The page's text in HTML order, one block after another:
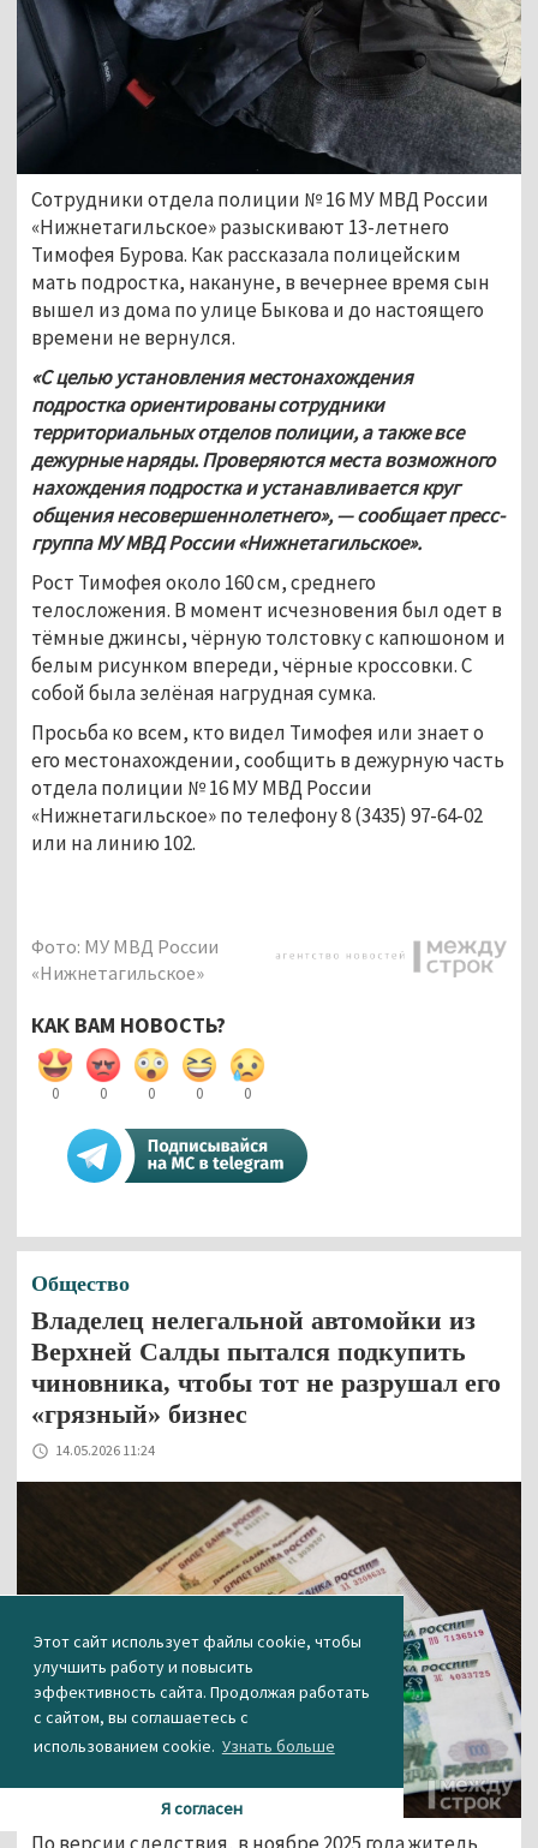
Этот сайт использует файлы cookie, чтобы
улучшить работу и повысить
эффективность сайта. Продолжая работать
с сайтом, вы соглашаетесь с
использованием cookie. Узнать больше
Я согласен
Сотрудники отдела полиции № 16 МУ МВД России
«Нижнетагильское» разыскивают 13-летнего
Тимофея Бурова. Как рассказала полицейским
мать подростка, накануне, в вечернее время сын
вышел из дома по улице Быкова и до настоящего
времени не вернулся.
«С целью установления местонахождения
подростка ориентированы сотрудники
территориальных отделов полиции, а также все
дежурные наряды. Проверяются места возможного
нахождения подростка и устанавливается круг
общения несовершеннолетнего», — сообщает пресс-
группа МУ МВД России «Нижнетагильское».
Рост Тимофея около 160 см, среднего
телосложения. В момент исчезновения был одет в
тёмные джинсы, чёрную толстовку с капюшоном и
белым рисунком впереди, чёрные кроссовки. С
собой была зелёная нагрудная сумка.
Просьба ко всем, кто видел Тимофея или знает о
его местонахождении, сообщить в дежурную часть
отдела полиции № 16 МУ МВД России
«Нижнетагильское» по телефону 8 (3435) 97-64-02
или на линию 102.
Фото: МУ МВД России
«Нижнетагильское»
КАК ВАМ НОВОСТЬ?
0 0 0 0 0
Общество
Владелец нелегальной автомойки из
Верхней Салды пытался подкупить
чиновника, чтобы тот не разрушал его
«грязный» бизнес
14.05.2026 11:24